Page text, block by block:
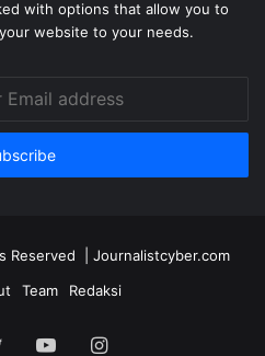
with options that allow you to
website to your needs.
Reserved | Journalistcyber.com
Team Redaksi
TwitterYouTubeInstagram